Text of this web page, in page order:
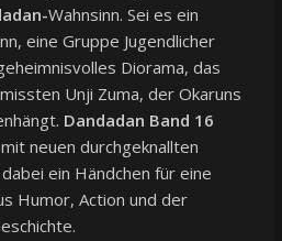
Wahnsinn. Sei es ein
eine Gruppe Jugendlicher
Diorama, das
Unji Zuma, der Okaruns
Dandadan Band 16
neuen durchgeknallten
ein Händchen für eine
Humor, Action und der